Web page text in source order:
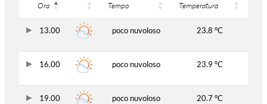
Ora Tempo Temperatura
13.00 poco nuvoloso 23.8 °C
16.00 poco nuvoloso 23.9 °C
19.00 poco nuvoloso 20.7 °C